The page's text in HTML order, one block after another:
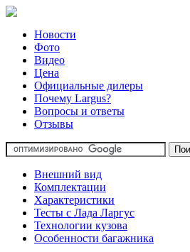
Новости
Фото
Видео
Цена
Официальные дилеры
Почему Largus?
Вопросы и ответы
Отзывы
Внешний вид
Комплектации
Характеристики
Тесты с Лада Ларгус
Технологии кузова
Особенности багажника